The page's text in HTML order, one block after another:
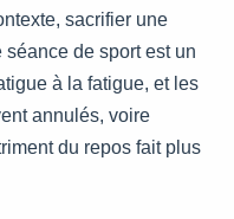
sacrifier une
de sport est un
à la fatigue, et les
annulés, voire
du repos fait plus